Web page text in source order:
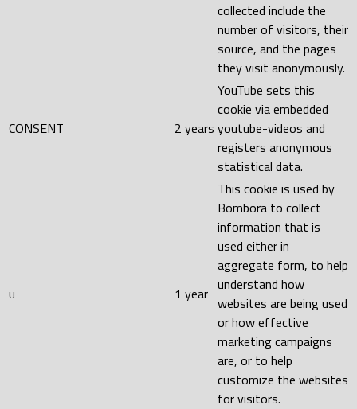
collected include the
number of visitors, their
source, and the pages
they visit anonymously.
CONSENT 2 years
YouTube sets this
cookie via embedded
youtube-videos and
registers anonymous
statistical data.
u 1 year
This cookie is used by
Bombora to collect
information that is
used either in
aggregate form, to help
understand how
websites are being used
or how effective
marketing campaigns
are, or to help
customize the websites
for visitors.